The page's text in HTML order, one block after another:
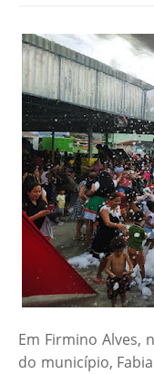
Em Firmino Alves,
do município,